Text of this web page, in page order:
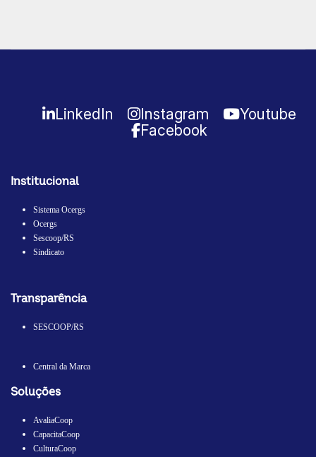
LinkedIn Instagram
Youtube
Facebook
Institucional
Sistema Ocergs
Ocergs
Sescoop/RS
Sindicato
Transparência
SESCOOP/RS
Central da Marca
Soluções
AvaliaCoop
CapacitaCoop
CulturaCoop